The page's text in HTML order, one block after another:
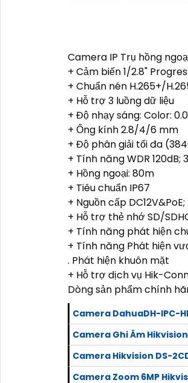
Camera IP Trụ hồng
+ Cảm biến 1/2.8"
+ Chuẩn nén H.265+/
+ Hỗ trợ 3 luồng dữ liệu
+ Độ nhạy sáng: Color:
+ Ống kính 2.8/4/6 mm
+ Độ phân giải tối đa
+ Tính năng WDR 120dB;
+ Hồng ngoại: 80m
+ Tiêu chuẩn IP67
+ Nguồn cấp DC12V&PoE;
+ Hỗ trợ thẻ nhớ SD/
+ Tính năng phát hiện
+ Tính năng Phát hiện
. Phát hiện khuôn mặt
+ Hỗ trợ dịch vụ Hik-
Dòng sản phẩm chính
Camera DahuaDH-IPC-
Camera Ghi Âm
Camera Hikvision DS-
Camera Zoom 6MP